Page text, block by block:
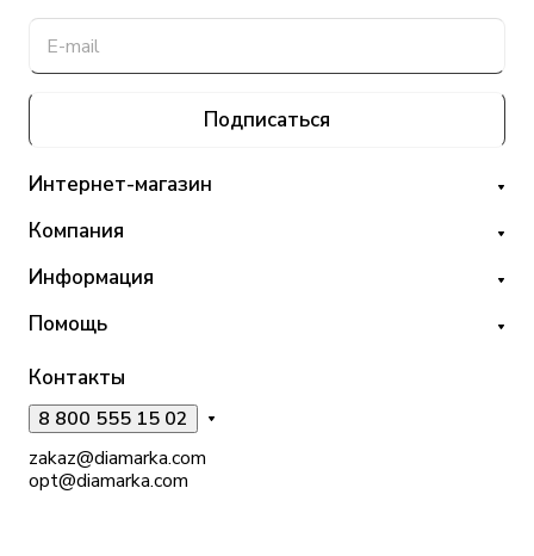
Подписаться
Интернет-магазин
Компания
Информация
Помощь
Контакты
8 800 555 15 02
zakaz@diamarka.com
opt@diamarka.com